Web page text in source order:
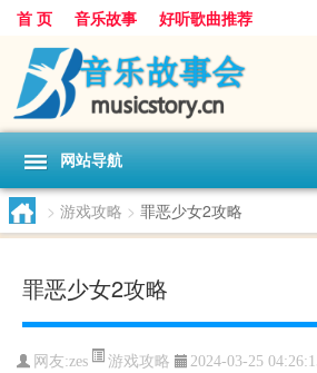
首 页 音乐故事 好听歌曲推荐
网站导航
> 游戏攻略 > 罪恶少女2攻略
罪恶少女2攻略
网友:zes 游戏攻略 2024-03-25